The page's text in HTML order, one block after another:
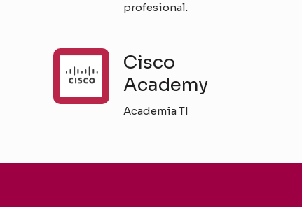
profesional.
Cisco
Academy
Academia TI